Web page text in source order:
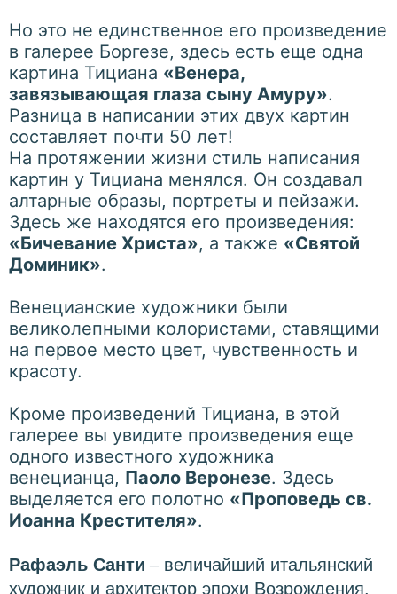
Но это не единственное его произведение
в галерее Боргезе, здесь есть еще одна
картина Тициана «Венера,
завязывающая глаза сыну Амуру».
Разница в написании этих двух картин
составляет почти 50 лет!
На протяжении жизни стиль написания
картин у Тициана менялся. Он создавал
алтарные образы, портреты и пейзажи.
Здесь же находятся его произведения:
«Бичевание Христа», а также «Святой
Доминик».
Венецианские художники были
великолепными колористами, ставящими
на первое место цвет, чувственность и
красоту.
Кроме произведений Тициана, в этой
галерее вы увидите произведения еще
одного известного художника
венецианца, Паоло Веронезе. Здесь
выделяется его полотно «Проповедь св.
Иоанна Крестителя».
Рафаэль Санти – величайший итальянский
художник и архитектор эпохи Возрождения.